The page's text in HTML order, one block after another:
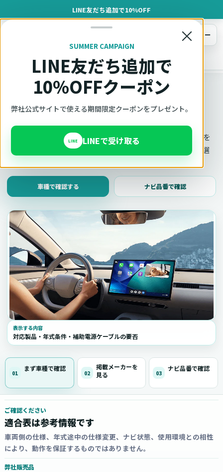
LINE友だち追加で10%OFF
×
SUMMER CAMPAIGN
LINE友だち追加で
10%OFFクーポン
弊社公式サイトで使える期間限定クーポンをプレゼント。
LINE LINEで受け取る
オットキャスト
メニュー
車種適合確認
車種適合確認
車種と年式で適合確認
Ottocast（オットキャスト）の対応製品、条件、注意事項を
このページ内で見られます。 迷った場合は、車種と年式を選
車種で確認する ナビ品番で確認
表示する内容
対応製品・年式条件・補助電源ケーブルの要否
01
まず車種で確認
02
掲載メーカーを
見る
03
ナビ品番で確認
ご確認ください
適合表は参考情報です
車両側の仕様、年式途中の仕様変更、ナビ状態、使用環境との相性
により、動作を保証するものではありません。
弊社販売品